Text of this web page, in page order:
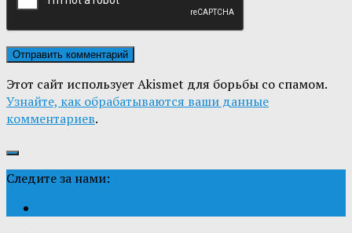
Этот сайт использует Akismet для борьбы со спамом.
Узнайте, как обрабатываются ваши данные
комментариев.
Следите за нами: